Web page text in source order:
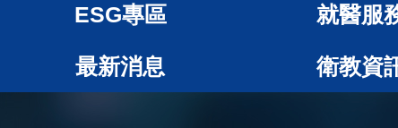
ESG專區 就醫服
最新消息 衛教資